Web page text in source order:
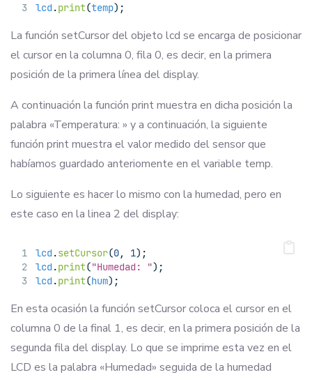
lcd .print(temp);
La función setCursor del objeto lcd se encarga de posicionar
el cursor en la columna 0, fila 0, es decir, en la primera
posición de la primera línea del display.
A continuación la función print muestra en dicha posición la
palabra «Temperatura: » y a continuación, la siguiente
función print muestra el valor medido del sensor que
habíamos guardado anteriomente en el variable temp.
Lo siguiente es hacer lo mismo con la humedad, pero en
este caso en la linea 2 del display:
lcd .setCursor(0, 1);
lcd .print("Humedad: ");
lcd .print(hum);
En esta ocasión la función setCursor coloca el cursor en el
columna 0 de la final 1, es decir, en la primera posición de la
segunda fila del display. Lo que se imprime esta vez en el
LCD es la palabra «Humedad» seguida de la humedad